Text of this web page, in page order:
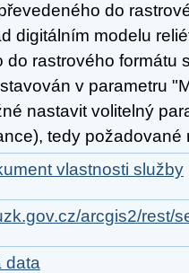
do
digitálním modelu
do rastrového formátu
v parametru
nastavit volitelný
tedy požadované
vlastnosti služby
arcgis2/rest/
data